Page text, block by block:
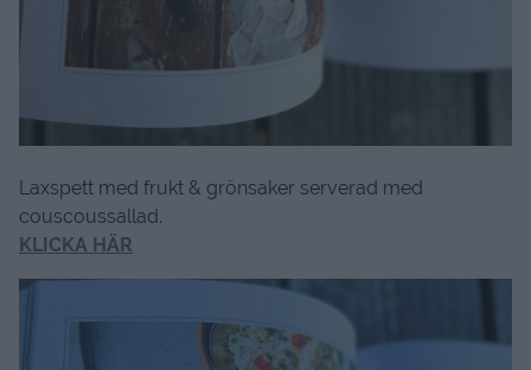
Laxspett med frukt & grönsaker serverad med
couscoussallad.
KLICKA HÄR